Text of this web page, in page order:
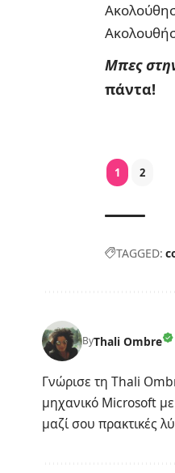
Μπες
πάντα!
1 2
TAGGED:
ByThali Ombre
Γνώρισε τη Thali
μηχανικό Microsoft
μαζί σου πρακτικές